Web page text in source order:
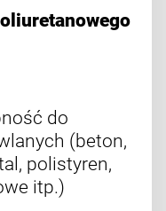
do
(beton,
polistyren,
itp.)